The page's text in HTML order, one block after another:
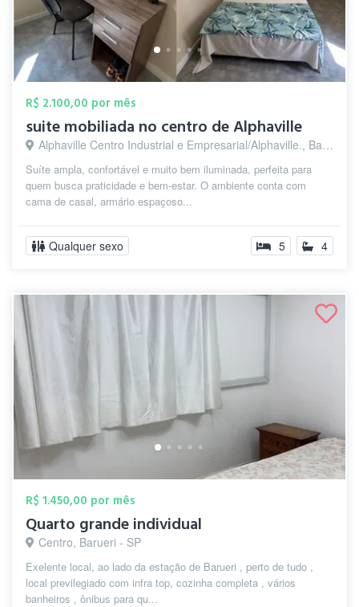
R$ 2.100,00 por mês
suite mobiliada no centro de Alphaville
Alphaville Centro Industrial e Empresarial/Alphaville., Barueri - SP
Suíte ampla, confortável e muito bem iluminada, perfeita para
quem busca praticidade e bem-estar. O ambiente conta com
cama de casal, armário espaçoso...
Qualquer sexo 5 4
R$ 1.450,00 por mês
Quarto grande individual
Centro, Barueri - SP
Exelente local, ao lado da estação de Barueri , perto de tudo ,
local previlegiado com infra top, cozinha completa , vários
banheiros , ônibus para qu...